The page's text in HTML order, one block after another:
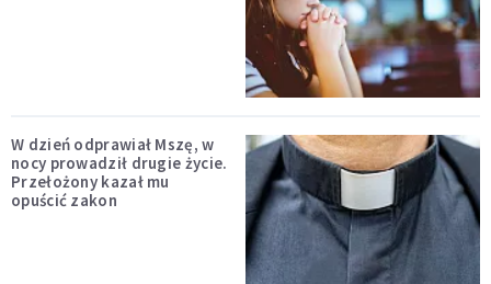
W dzień odprawiał Mszę, w
nocy prowadził drugie życie.
Przełożony kazał mu
opuścić zakon